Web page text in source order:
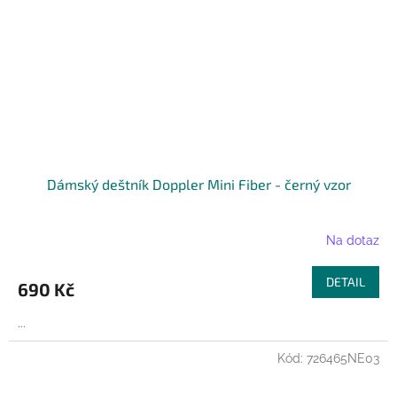
Dámský deštník Doppler Mini Fiber - černý vzor
Na dotaz
690 Kč DETAIL
...
Kód: 726465NE03